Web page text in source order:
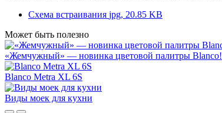
Схема встраивания jpg, 20.85 KB
Может быть полезно
«Жемчужный» — новинка цветовой палитры Blanco!
Blanco Metra XL 6S
Виды моек для кухни